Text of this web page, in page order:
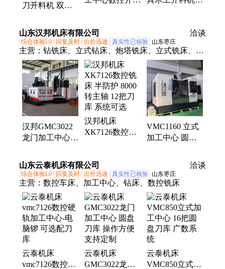
刀开料机 双机
把刀库直排加工
中心 蓝象
库
山东汉邦机床有限公司 洽谈
综合体验L0 回复及时 出价迅速 真实性已核验 山东枣庄
主营： 钻铣床、立式钻床、炮塔铣床、立式铣床、数
控车床、摇臂钻床、卧式车床、普通车床、卧式铣
床、金属带锯床、升降台铣床
汉邦GMC3022
龙门加工中心
刀库 可选配
汉邦机床
XK7126数控铣
库 系统可选
VMC1160 立式
加工中心 圆盘
山东云泰机床有限公司 洽谈
综合体验L0 回复及时 出价迅速 真实性已核验 山东枣庄
主营： 数控车床、加工中心、钻床、数控铣床
云泰机床
vmc7126数控硬
云泰机床
GMC3022龙门
云泰机床
VMC850立式加